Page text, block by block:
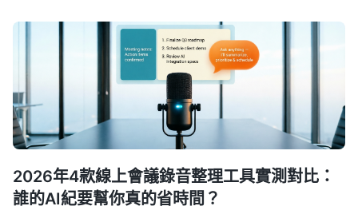
最划算。
2026年4款線上會議錄音整理工具實測對比：
誰的AI紀要幫你真的省時間？